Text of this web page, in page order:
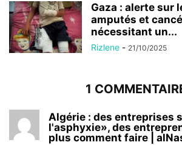
Gaza : alerte sur
amputés et
nécessitant un...
Rizlene - 21/10/2025
1
Algérie : des entreprises
l'asphyxie», des
plus comment faire |